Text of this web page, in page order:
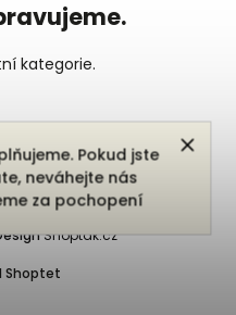
Pokud jste
neváhejte nás
za pochopení
kategorie.
Shoptet
práva vyhrazena.
Shoptak.cz